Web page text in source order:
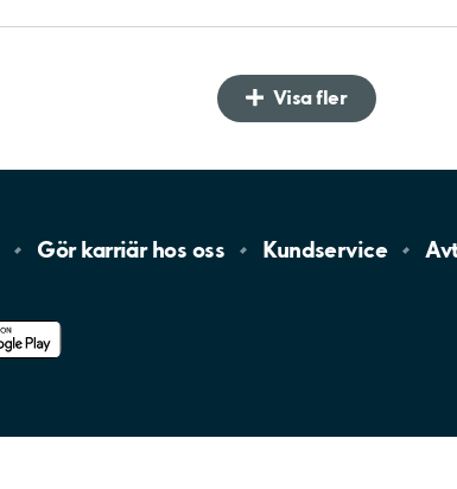
Visa fler
Gör karriär hos oss Kundservice